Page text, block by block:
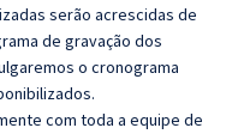
serão acrescidas de
de gravação dos
o cronograma
com toda a equipe de